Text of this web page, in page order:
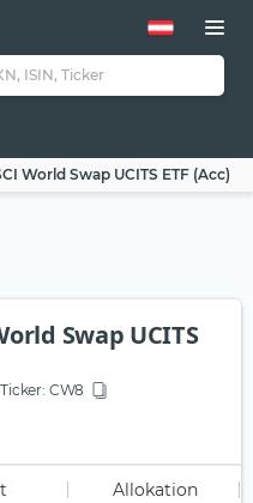
World Swap UCITS ETF (Acc)
Swap UCITS
Ticker: CW8
Allokation